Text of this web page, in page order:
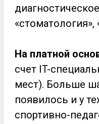
«стоматология»,
На платной
счет IT-
мест). Больше
появилось и у
спортивно-